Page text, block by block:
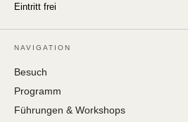
Eintritt frei
NAVIGATION
Besuch
Programm
Führungen & Workshops